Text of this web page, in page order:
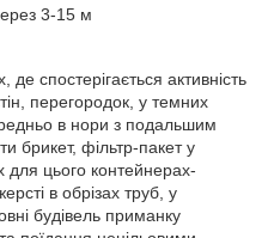
3-15 м
спостерігається активність
перегородок, у темних
в нори з подальшим
брикет, фільтр-пакет у
для цього контейнерах-
в обрізах труб, у
будівель приманку